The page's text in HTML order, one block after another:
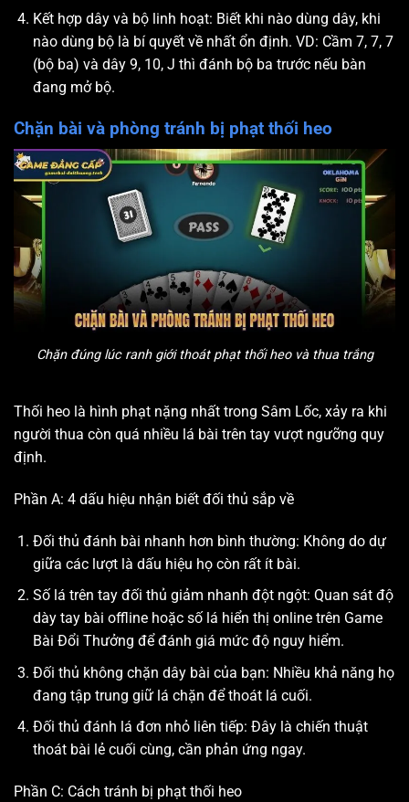
Kết hợp dây và bộ linh hoạt: Biết khi nào dùng dây, khi
nào dùng bộ là bí quyết về nhất ổn định. VD: Cầm 7, 7, 7
(bộ ba) và dây 9, 10, J thì đánh bộ ba trước nếu bàn
đang mở bộ.
Chặn bài và phòng tránh bị phạt thối heo
Chặn đúng lúc ranh giới thoát phạt thối heo và thua trắng
Thối heo là hình phạt nặng nhất trong Sâm Lốc, xảy ra khi
người thua còn quá nhiều lá bài trên tay vượt ngưỡng quy
định.
Phần A: 4 dấu hiệu nhận biết đối thủ sắp về
Đối thủ đánh bài nhanh hơn bình thường: Không do dự
giữa các lượt là dấu hiệu họ còn rất ít bài.
Số lá trên tay đối thủ giảm nhanh đột ngột: Quan sát độ
dày tay bài offline hoặc số lá hiển thị online trên Game
Bài Đổi Thưởng để đánh giá mức độ nguy hiểm.
Đối thủ không chặn dây bài của bạn: Nhiều khả năng họ
đang tập trung giữ lá chặn để thoát lá cuối.
Đối thủ đánh lá đơn nhỏ liên tiếp: Đây là chiến thuật
thoát bài lẻ cuối cùng, cần phản ứng ngay.
Phần C: Cách tránh bị phạt thối heo